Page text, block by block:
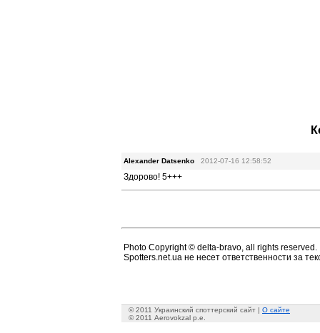
Alexander Datsenko 2012-07-16 12:58:52
Здорово! 5+++
Photo Copyright © delta-bravo, all rights reserved.
Spotters.net.ua не несет ответственности за
© 2011 Украинский споттерский сайт | О сайте
© 2011 Aerovokzal p.e.